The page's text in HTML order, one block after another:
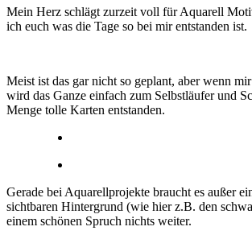
Mein Herz schlägt zurzeit voll für Aquarell
ich euch was die Tage so bei mir entstanden ist.
Meist ist das gar nicht so geplant, aber wenn
wird das Ganze einfach zum Selbstläufer und
Menge tolle Karten entstanden.
Gerade bei Aquarellprojekte braucht es außer
sichtbaren Hintergrund (wie hier z.B. den
einem schönen Spruch nichts weiter.